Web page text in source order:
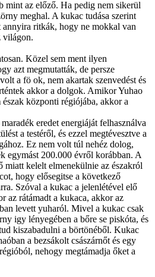
mint az előző. Ha pedig nem sikerül
meghal. A kukac tudása szerint
ritkák, hogy ne mokkal van
világon.
Közel sem ment ilyen
azt megmutatták, de persze
a fö ok, nem akartak szenvedést és
akkor a dolgok. Amikor Yuhao
központi régiójába, akkor a
eredet energiáját felhasználva
a testéről, és ezzel megtévesztve a
Ez nem volt túl nehéz dolog,
egymást 200.000 évről korábban. A
miatt kelelt elmenekülnie az északról
hogy elősegitse a következő
Szóval a kukac a jelenlétével elő
az rátámadt a kukaca, akkor az
levett yuharól. Mivel a kukac csak
igy lényegében a bőre se piskóta, és
kiszabadulni a börtönéből. Kukac
a bezsákolt császárnőt és egy
nehogy megtámadja őket a